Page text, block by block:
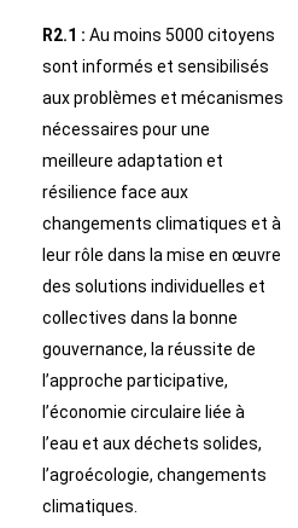
R2.1 : Au moins 5000 citoyens
sont informés et sensibilisés
aux problèmes et mécanismes
nécessaires pour une
meilleure adaptation et
résilience face aux
changements climatiques et à
leur rôle dans la mise en œuvre
des solutions individuelles et
collectives dans la bonne
gouvernance, la réussite de
l’approche participative,
l’économie circulaire liée à
l’eau et aux déchets solides,
l’agroécologie, changements
climatiques.